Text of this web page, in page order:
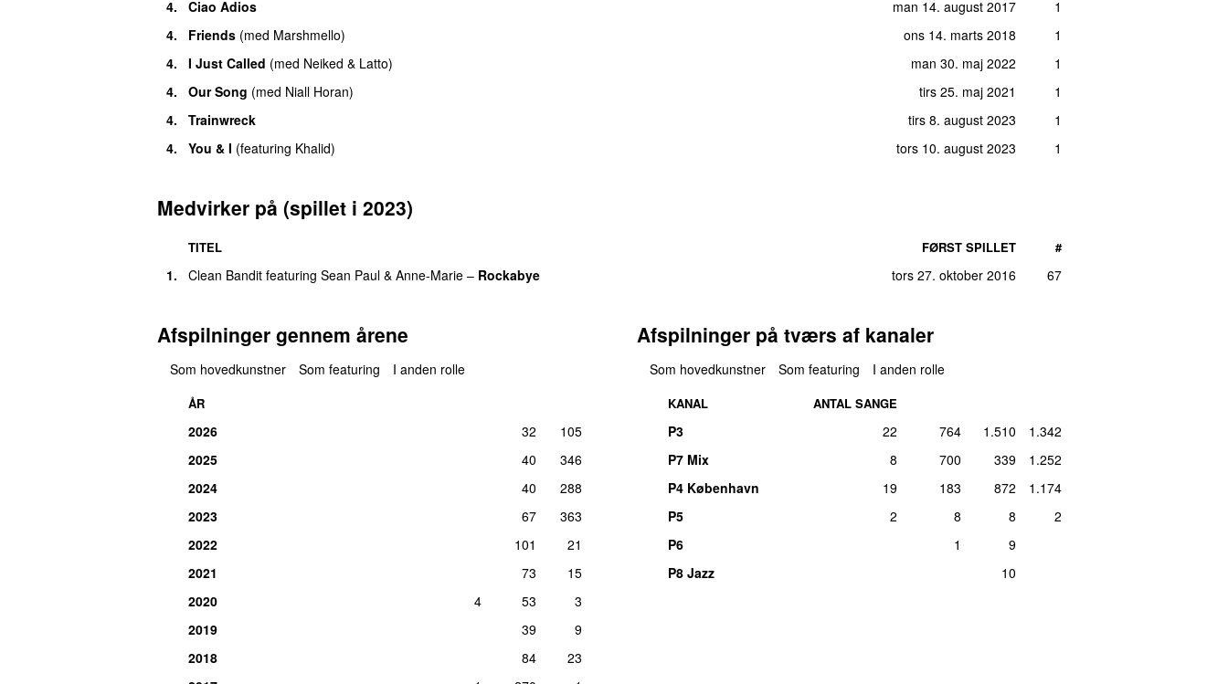
4.
Ciao Adios man 14. august 2017
1
4.
Friends (med Marshmello) ons 14. marts 2018
1
4.
I Just Called (med Neiked & Latto) man 30. maj 2022
1
4.
Our Song (med Niall Horan) tirs 25. maj 2021
1
4.
Trainwreck tirs 8. august 2023
1
4.
You & I (featuring Khalid) tors 10. august 2023 1
Medvirker på (spillet i 2023)
TITEL FØRST SPILLET #
1. Clean Bandit featuring Sean Paul & Anne-Marie – Rockabye tors 27. oktober 2016 67
Afspilninger gennem årene
Som hovedkunstner Som featuring I anden rolle
ÅR
2026 32
105
2025
40
346
2024
40
288
2023
67
363
2022
101
21
2021
73
15
2020
4 53
3
2019
39
9
2018
84
23
Afspilninger på tværs af kanaler
Som hovedkunstner Som featuring I anden rolle
KANAL ANTAL SANGE
P3 22 764 1.510
1.342
P7 Mix
8 700 339
1.252
P4 København
19 183 872
1.174
P5
2 8 8
2
P6
1
9
P8 Jazz
10